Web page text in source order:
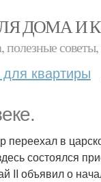
ДОМА И
для квартиры
переехал в
состоялся
II объявил о